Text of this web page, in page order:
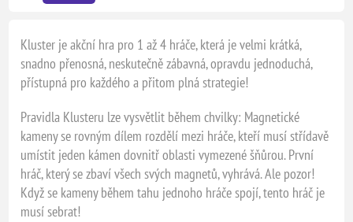
Kluster je akční hra pro 1 až 4 hráče, která je velmi krátká,
snadno přenosná, neskutečně zábavná, opravdu jednoduchá,
přístupná pro každého a přitom plná strategie!
Pravidla Klusteru lze vysvětlit během chvilky: Magnetické
kameny se rovným dílem rozdělí mezi hráče, kteří musí střídavě
umístit jeden kámen dovnitř oblasti vymezené šňůrou. První
hráč, který se zbaví všech svých magnetů, vyhrává. Ale pozor!
Když se kameny během tahu jednoho hráče spojí, tento hráč je
musí sebrat!